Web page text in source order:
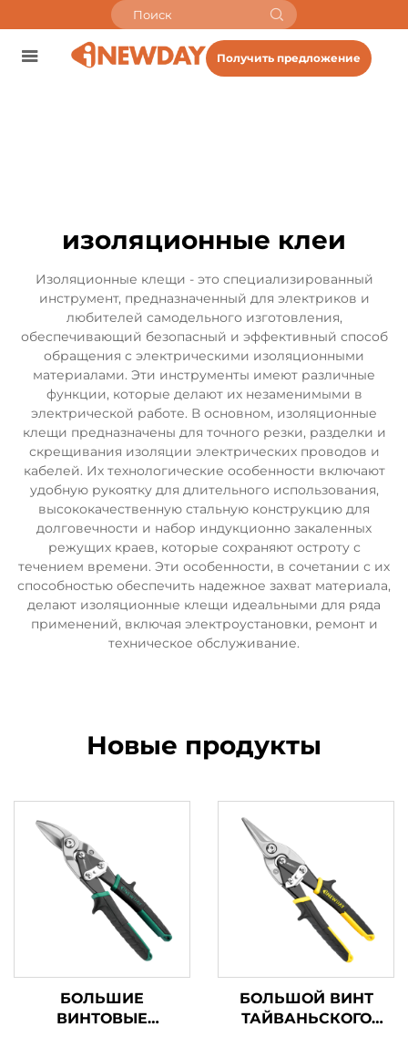
Получить предложение
изоляционные клеи
Изоляционные клещи - это специализированный
инструмент, предназначенный для электриков и
любителей самодельного изготовления,
обеспечивающий безопасный и эффективный способ
обращения с электрическими изоляционными
материалами. Эти инструменты имеют различные
функции, которые делают их незаменимыми в
электрической работе. В основном, изоляционные
клещи предназначены для точного резки, разделки и
скрещивания изоляции электрических проводов и
кабелей. Их технологические особенности включают
удобную рукоятку для длительного использования,
высококачественную стальную конструкцию для
долговечности и набор индукционно закаленных
режущих краев, которые сохраняют остроту с
течением времени. Эти особенности, в сочетании с их
способностью обеспечить надежное захват материала,
делают изоляционные клещи идеальными для ряда
применений, включая электроустановки, ремонт и
техническое обслуживание.
Новые продукты
БОЛЬШИЕ
ВИНТОВЫЕ
БОЛЬШОЙ ВИНТ
ТАЙВАНЬСКОГО